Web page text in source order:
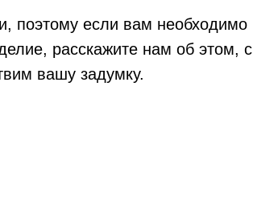
поэтому если вам необходимо
расскажите нам об этом, с
вашу задумку.